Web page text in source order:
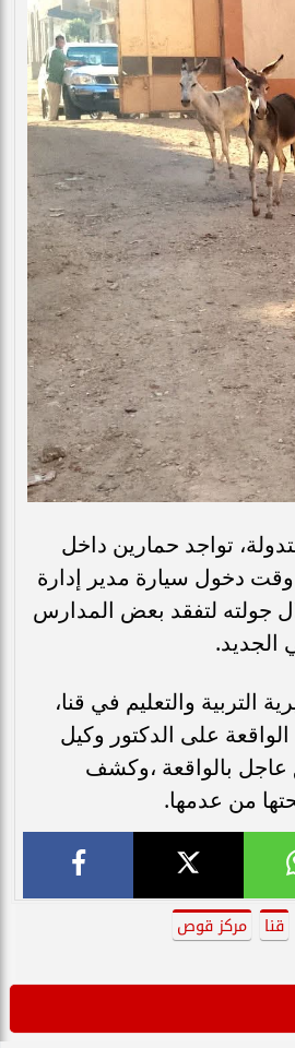
تواجد حمارين داخل
دخول سيارة مدير إدارة
جولته لتفقد بعض المدارس
الجديد.
التربية والتعليم في قنا،
على الدكتور وكيل
عاجل بالواقعة ،وكشف
من عدمها.
قنا
مركز قوص